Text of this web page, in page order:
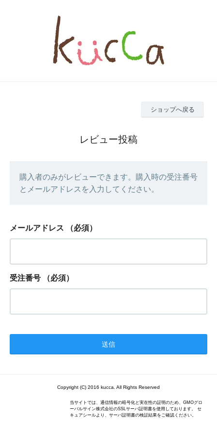
ショップへ戻る
レビュー投稿
購入者のみがレビューできます。購入時の受注番号
とメールアドレスを入力してください。
メールアドレス （必須）
受注番号 （必須）
Copyright (C) 2016 kucca. All Rights Reserved
当サイトでは、通信情報の暗号化と実在性の証明のため、GMOグロ
ーバルサイン株式会社のSSLサーバ証明書を使用しております。 セ
キュアシールより、サーバ証明書の検証結果をご確認ください。